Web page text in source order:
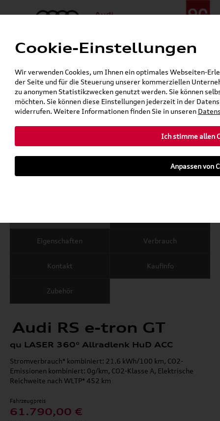
Menü
24h-Pannenhilfe:+49 (0)171 / 870 72 87
Öffnet in 1 Stunden, 57 Minuten
Verkauf:
Mo. - Fr. 08:00 - 19:00 Uhr Sa. 09:00 - 13:00 Uhr
Service:Mo. - Fr. 06:00 - 20:00 Uhr Sa. 08:00 - 13:00 Uhr
Fahrzeug
Parkhaus
Eigenschaften Verbrauch
Kontakt Kaufinfo
Zubehör
Audi RS e-tron GT
qu LASER 360° Allradlenk HuD ACC
Stromverbrauch* kombiniert: 21.6 kWh/100 km, CO2-
Emissionen kombiniert: 0g/km, CO2-Klasse A, Elektrische
Reichweite nach WLTP* 452 km
Fahrzeugpreis
61.790,00 €
Cookie-Einstellungen
Wir verwenden Cookies, um Ihnen ein optimales Webseiten-
der Seite und für die Steuerung unserer kommerziellen
zu anonymen Statistikzwecken genutzt werden. Sie können
möchten. Sie können diese Einstellungen jederzeit in der
widerrufen. Weitere Informationen finden Sie in unseren
Ich stimme allen
Anpassen von